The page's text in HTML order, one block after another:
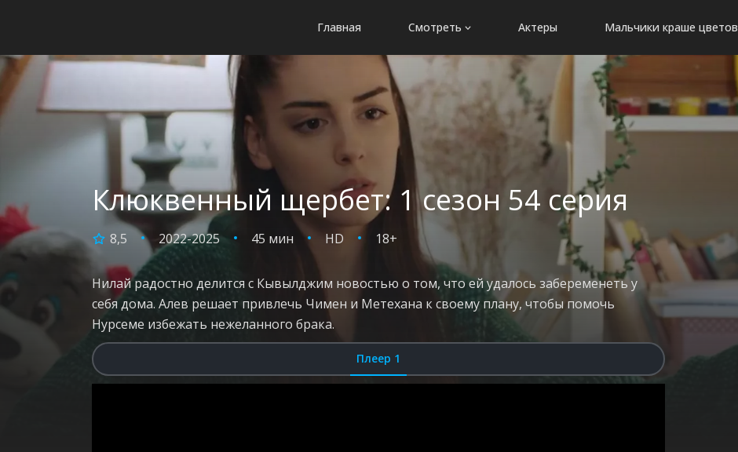
Главная Смотреть Актеры Мальчики краше цветов
Клюквенный щербет: 1 сезон 54 серия
8,5 2022-2025 45 мин HD 18+
Нилай радостно делится с Кывылджим новостью о том, что ей удалось забеременеть у
себя дома. Алев решает привлечь Чимен и Метехана к своему плану, чтобы помочь
Нурсеме избежать нежеланного брака.
Плеер 1